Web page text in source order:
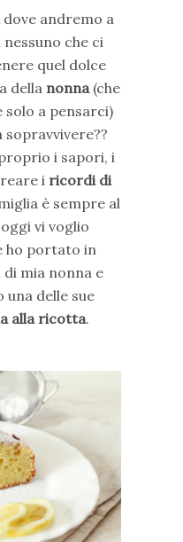
dove andremo a
che ci
quel dolce
della nonna(che
a pensarci)
i sapori, i
i ricordi di
è sempre al
vi voglio
ho portato in
mia nonna e
una delle sue
alla ricotta.